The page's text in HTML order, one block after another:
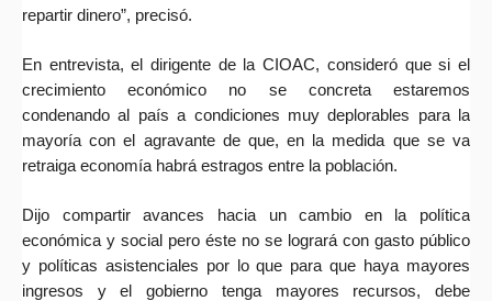
repartir dinero”, precisó.
En entrevista, el dirigente de la CIOAC, consideró que si el
crecimiento económico no se concreta estaremos
condenando al país a condiciones muy deplorables para la
mayoría con el agravante de que, en la medida que se va
retraiga economía habrá estragos entre la población.
Dijo compartir avances hacia un cambio en la política
económica y social pero éste no se logrará con gasto público
y políticas asistenciales por lo que para que haya mayores
ingresos y el gobierno tenga mayores recursos, debe